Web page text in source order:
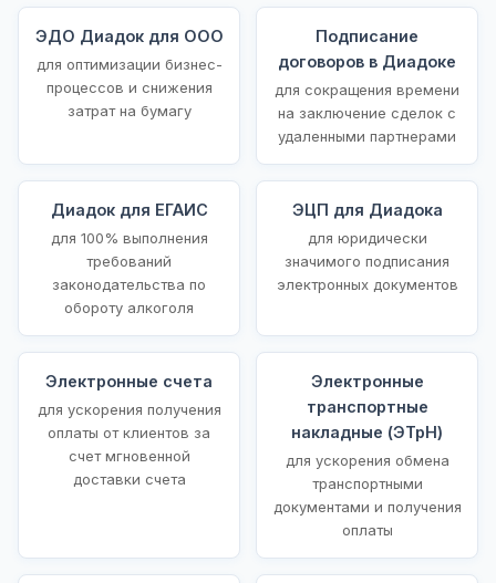
ЭДО Диадок для ООО
для оптимизации бизнес-
процессов и снижения
затрат на бумагу
Подписание
договоров в Диадоке
для сокращения времени
на заключение сделок с
удаленными партнерами
Диадок для ЕГАИС
для 100% выполнения
требований
законодательства по
обороту алкоголя
ЭЦП для Диадока
для юридически
значимого подписания
электронных документов
Электронные счета
для ускорения получения
оплаты от клиентов за
счет мгновенной
доставки счета
Электронные
транспортные
накладные (ЭТрН)
для ускорения обмена
транспортными
документами и получения
оплаты